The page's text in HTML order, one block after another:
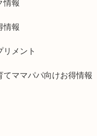
情報
情報
リメント
てママパパ向けお得情報